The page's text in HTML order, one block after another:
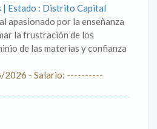
| Estado : Distrito Capital
apasionado por la enseñanza
la frustración de los
de las materias y confianza
2026 - Salario: ----------